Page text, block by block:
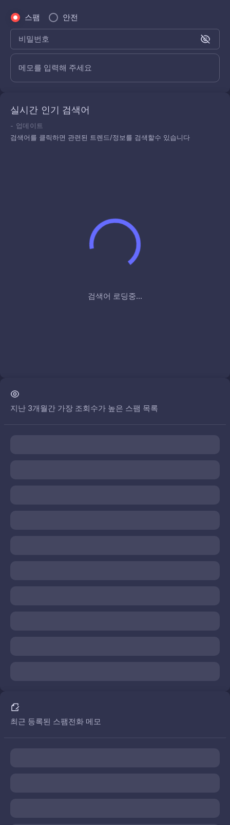
스팸 안전
비밀번호
메모를 입력해 주세요
실시간 인기 검색어
- 업데이트
검색어를 클릭하면 관련된 트렌드/정보를 검색할수 있습니다
검색어 로딩중...
지난 3개월간 가장 조회수가 높은 스팸 목록
최근 등록된 스팸전화 메모